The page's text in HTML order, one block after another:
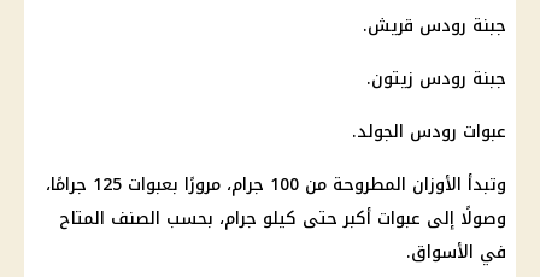
جبنة رودس قريش.
جبنة رودس زيتون.
عبوات رودس الجولد.
وتبدأ الأوزان المطروحة من 100 جرام، مرورًا بعبوات 125 جرامًا،
وصولًا إلى عبوات أكبر حتى كيلو جرام، بحسب الصنف المتاح
في الأسواق.